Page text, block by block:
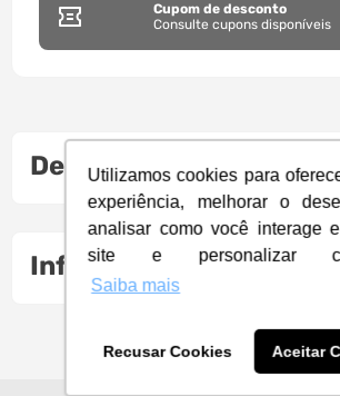
Utilizamos cookies para
experiência, melhorar o
analisar como você interage
site e personalizar
Saiba mais
Recusar Cookies Aceitar
Cupom de desconto
Consulte cupons disponíveis
Descrição do produto
Informações Técnicas